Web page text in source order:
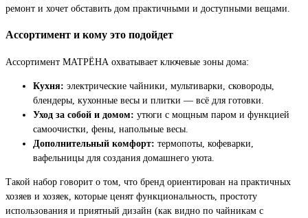
ремонт и хочет обставить дом практичными и доступными вещами.
Ассортимент и кому это подойдет
Ассортимент МАТРЁНА охватывает ключевые зоны дома:
Кухня: электрические чайники, мультиварки, сковороды,
блендеры, кухонные весы и плитки — всё для готовки.
Уход за собой и домом: утюги с мощным паром и функцией
самоочистки, фены, напольные весы.
Дополнительный комфорт: термопоты, кофеварки,
вафельницы для создания домашнего уюта.
Такой набор говорит о том, что бренд ориентирован на практичных
хозяев и хозяек, которые ценят функциональность, простоту
использования и приятный дизайн (как видно по чайникам с